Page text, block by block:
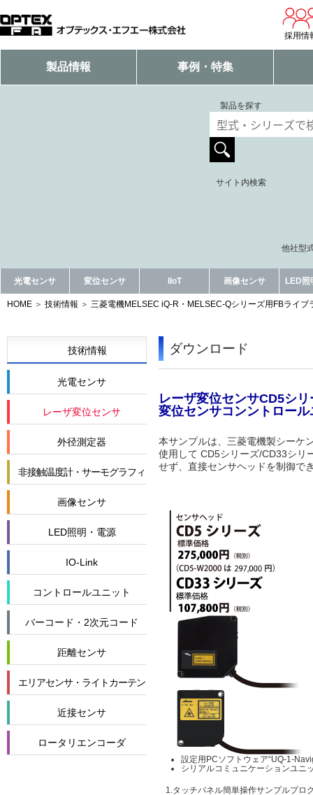
採用情
製品情報 事例・特集
製品を探す
サイト内検索
他社型
光電センサ 変位センサ IIoT 画像センサ LED照
HOME 技術情報 三菱電機MELSEC iQ-R・MELSEC-Qシリーズ用FBライブ
技術情報
光電センサ
レーザ変位センサ
外径測定器
非接触温度計・サーモグラフィ
画像センサ
LED照明・電源
IO-Link
コントロールユニット
バーコード・2次元コード
距離センサ
エリアセンサ・ライトカーテン
近接センサ
ロータリエンコーダ
ダウンロード
レーザ変位センサCD5シ
変位センサコンントロー
本サンプルは、三菱電機製シーケ
使用して CD5シリーズ/CD33シリ
せず、直接センサヘッドを制御で
設定用PCソフトウェア“UQ-1-
シリアルコミュニケーションユニ
1.タッチパネル簡単操作サンプルプロ